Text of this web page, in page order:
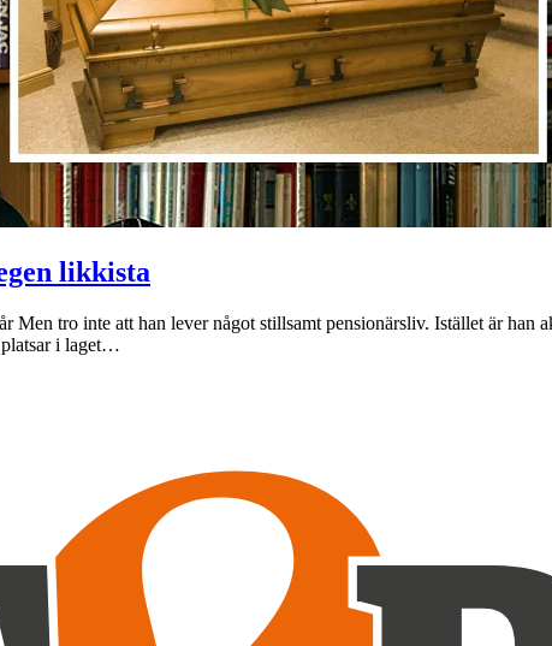
likkista
Men tro inte att han lever något stillsamt pensionärsliv. Istället är
platsar i laget…